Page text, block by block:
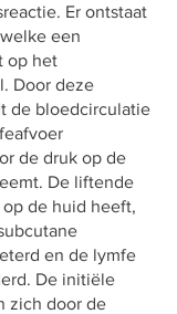
Er ontstaat
een
op het
Door deze
de bloedcirculatie
de druk op de
De liftende
de huid heeft,
en de lymfe
De initiële
zich door de